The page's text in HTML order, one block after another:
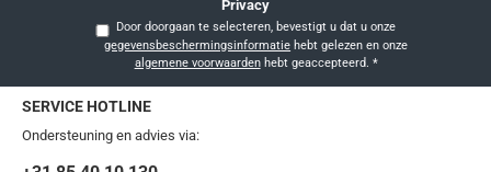
Privacy
Door doorgaan te selecteren, bevestigt u dat u onze
gegevensbeschermingsinformatie
algemene voorwaardenhebt geaccepteerd. *
SERVICE HOTLINE
Ondersteuning en advies via: